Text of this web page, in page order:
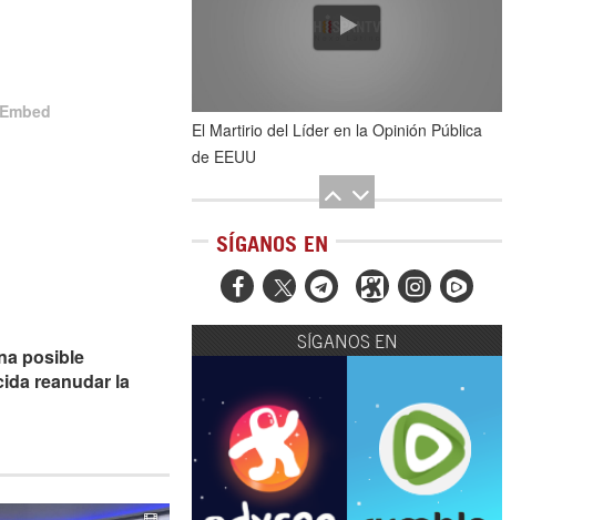
Embed
posible
reanudar la
El Martirio del Líder en la Opinión Pública
de EEUU
El Hombre eterno | Parte 2
SÍGANOS EN
  
SÍGANOS EN